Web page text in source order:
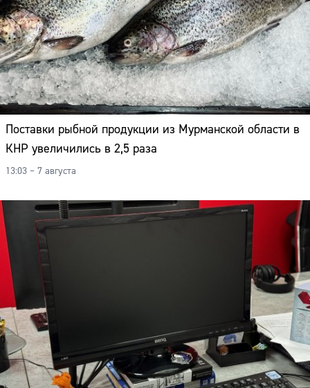
Поставки рыбной продукции из Мурманской области в
КНР увеличились в 2,5 раза
13:03 – 7 августа